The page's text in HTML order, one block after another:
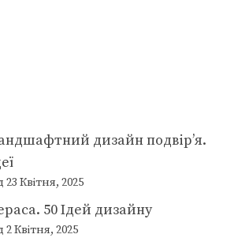
дизайн подвір’я.
23 Квітня, 2025
50 Ідей дизайну
2 Квітня, 2025